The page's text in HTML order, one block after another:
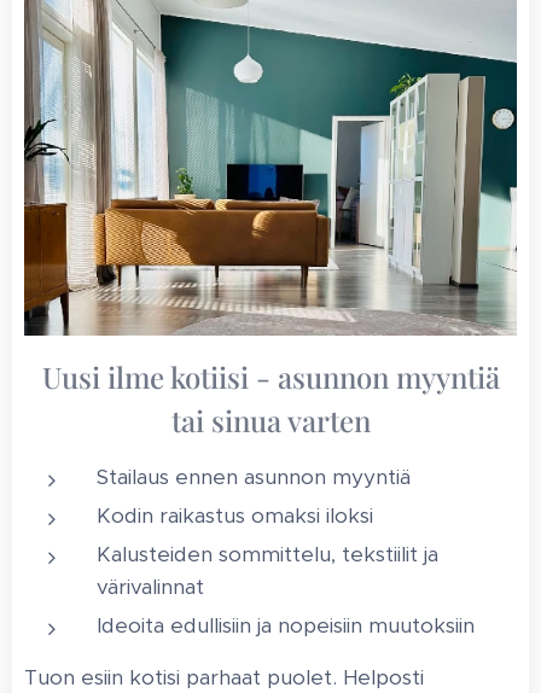
Uusi ilme kotiisi - asunnon myyntiä
tai sinua varten
Stailaus ennen asunnon myyntiä
Kodin raikastus omaksi iloksi
Kalusteiden sommittelu, tekstiilit ja
värivalinnat
Ideoita edullisiin ja nopeisiin muutoksiin
Tuon esiin kotisi parhaat puolet. Helposti